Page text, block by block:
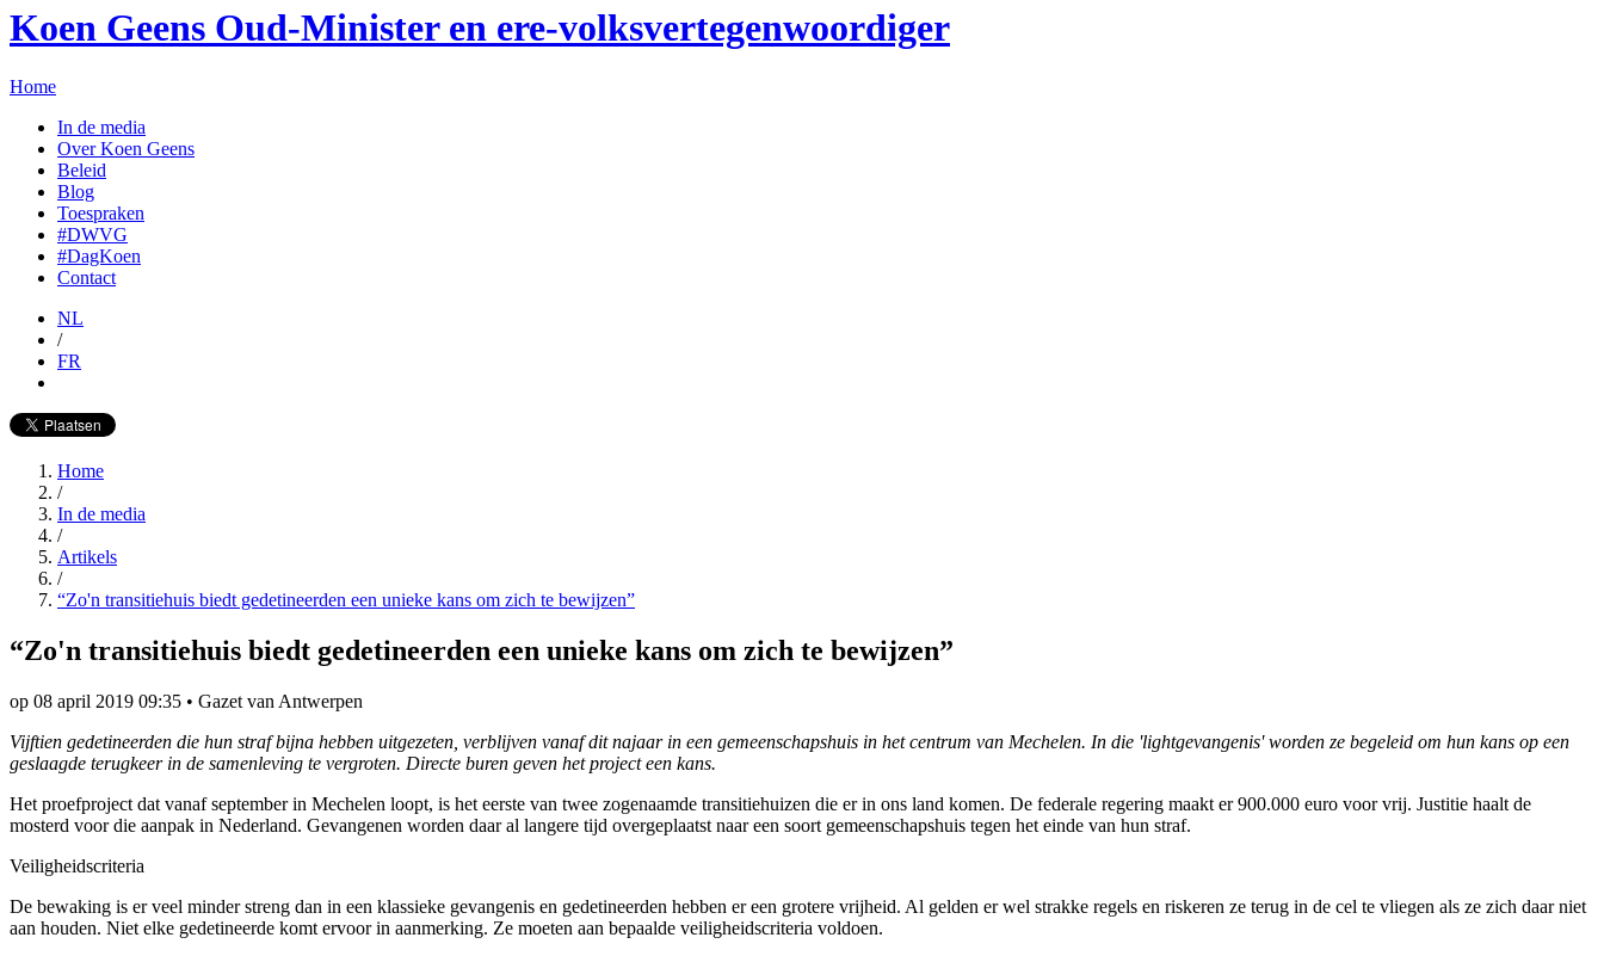
Koen Geens Oud-Minister en ere-volksvertegenwoordiger
Home
In de media
Over Koen Geens
Beleid
Blog
Toespraken
#DWVG
#DagKoen
Contact
NL
/
FR
Home
/
In de media
/
Artikels
/
“Zo'n transitiehuis biedt gedetineerden een unieke kans om zich te bewijzen”
“Zo'n transitiehuis biedt gedetineerden een unieke kans om zich te bewijzen”
op 08 april 2019 09:35 • Gazet van Antwerpen
Vijftien gedetineerden die hun straf bijna hebben uitgezeten, verblijven vanaf dit najaar in een gemeenschapshuis in het centrum van Mechelen. In die 'light­gevangenis' worden ze begeleid om hun kans op een
geslaagde terugkeer in de samenleving te vergroten. Directe buren geven het project een kans.
Het proefproject dat vanaf september in Mechelen loopt, is het eerste van twee zogenaamde transitiehuizen die er in ons land komen. De federale regering maakt er 900.000 euro voor vrij. Justitie haalt de
mosterd voor die aanpak in Nederland. Gevangenen worden daar al langere tijd overgeplaatst naar een soort gemeenschapshuis tegen het einde van hun straf.
Veiligheidscriteria
De bewaking is er veel minder streng dan in een klassieke gevangenis en gedetineerden hebben er een grotere vrijheid. Al gelden er wel strakke regels en riskeren ze terug in de cel te vliegen als ze zich daar niet
aan houden. Niet elke gedetineerde komt ervoor in aanmerking. Ze moeten aan bepaalde veiligheidscriteria voldoen.